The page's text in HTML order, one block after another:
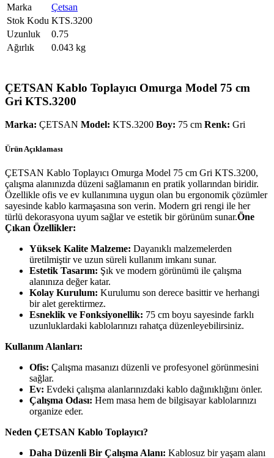
Marka
Çetsan
Stok Kodu KTS.3200
Uzunluk
0.75
Ağırlık
0.043 kg
ÇETSAN Kablo Toplayıcı Omurga Model 75 cm
Gri KTS.3200
Marka: ÇETSAN Model: KTS.3200 Boy: 75 cm Renk: Gri
Ürün Açıklaması
ÇETSAN Kablo Toplayıcı Omurga Model 75 cm Gri KTS.3200,
çalışma alanınızda düzeni sağlamanın en pratik yollarından biridir.
Özellikle ofis ve ev kullanımına uygun olan bu ergonomik çözümler
sayesinde kablo karmaşasına son verin. Modern gri rengi ile her
türlü dekorasyona uyum sağlar ve estetik bir görünüm sunar.Öne
Çıkan Özellikler:
Yüksek Kalite Malzeme: Dayanıklı malzemelerden
üretilmiştir ve uzun süreli kullanım imkanı sunar.
Estetik Tasarım: Şık ve modern görünümü ile çalışma
alanınıza değer katar.
Kolay Kurulum: Kurulumu son derece basittir ve herhangi
bir alet gerektirmez.
Esneklik ve Fonksiyonellik: 75 cm boyu sayesinde farklı
uzunluklardaki kablolarınızı rahatça düzenleyebilirsiniz.
Kullanım Alanları:
Ofis: Çalışma masanızı düzenli ve profesyonel görünmesini
sağlar.
Ev: Evdeki çalışma alanlarınızdaki kablo dağınıklığını önler.
Çalışma Odası: Hem masa hem de bilgisayar kablolarınızı
organize eder.
Neden ÇETSAN Kablo Toplayıcı?
Daha Düzenli Bir Çalışma Alanı: Kablosuz bir yaşam alanı